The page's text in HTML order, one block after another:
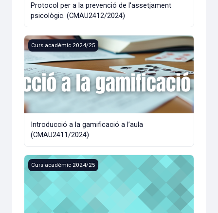
Protocol per a la prevenció de l'assetjament
psicològic. (CMAU2412/2024)
Introducció a la gamificació a l’aula (CMAU2411/2024)
Curs acadèmic 2024/25
Introducció a la gamificació a l’aula
(CMAU2411/2024)
T150I Taller presencial de preparació Examen CLUC B2 -
Curs acadèmic 2024/25